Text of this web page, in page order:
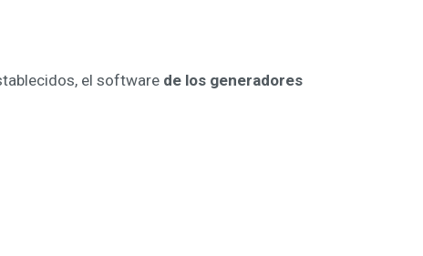
el software de los generadores